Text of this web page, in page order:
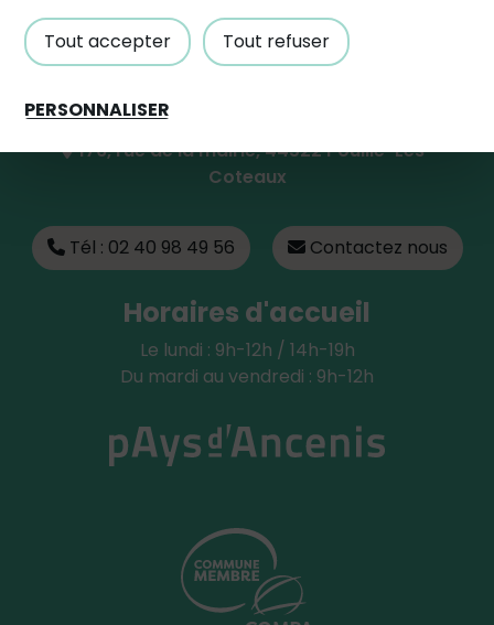
Tout accepter Tout refuser
PERSONNALISER
Partagez avec #paysdancenis
Mairie de Pouillé-Les-Coteaux
176, rue de la mairie, 44522 Pouillé-Les-
Coteaux
Tél : 02 40 98 49 56 Contactez nous
Horaires d'accueil
Le lundi : 9h-12h / 14h-19h
Du mardi au vendredi : 9h-12h